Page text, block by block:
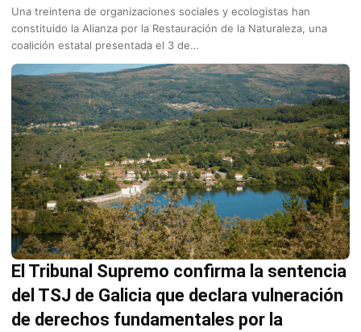
Una treintena de organizaciones sociales y ecologistas han
constituido la Alianza por la Restauración de la Naturaleza, una
coalición estatal presentada el 3 de…
El Tribunal Supremo confirma la sentencia
del TSJ de Galicia que declara vulneración
de derechos fundamentales por la